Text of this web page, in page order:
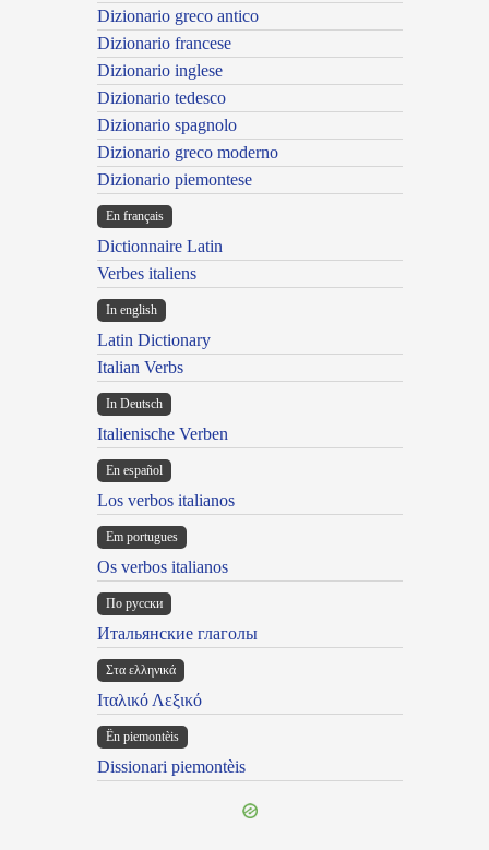
Dizionario greco antico
Dizionario francese
Dizionario inglese
Dizionario tedesco
Dizionario spagnolo
Dizionario greco moderno
Dizionario piemontese
En français
Dictionnaire Latin
Verbes italiens
In english
Latin Dictionary
Italian Verbs
In Deutsch
Italienische Verben
En español
Los verbos italianos
Em portugues
Os verbos italianos
По русски
Итальянские глаголы
Στα ελληνικά
Ιταλικό Λεξικό
Ën piemontèis
Dissionari piemontèis